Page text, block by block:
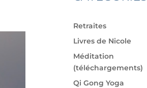
Retraites
Livres de Nicole
Méditation
(téléchargements)
Qi Gong Yoga